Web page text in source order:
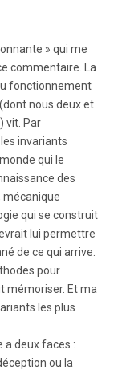
» qui me
commentaire. La
fonctionnement
nous deux et
vit. Par
invariants
qui le
des
mécanique
qui se construit
lui permettre
de ce qui arrive.
pour
mémoriser. Et ma
les plus
a deux faces :
ou la